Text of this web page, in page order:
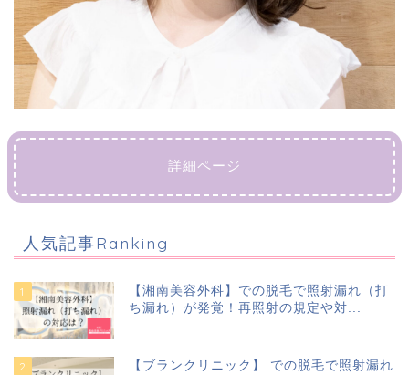
詳細ページ
人気記事Ranking
【湘南美容外科】での脱毛で照射漏れ（打
ち漏れ）が発覚！再照射の規定や対...
【ブランクリニック】 での脱毛で照射漏れ